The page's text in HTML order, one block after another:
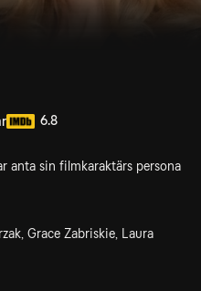
6.8
anta sin filmkaraktärs persona
Grace Zabriskie, Laura